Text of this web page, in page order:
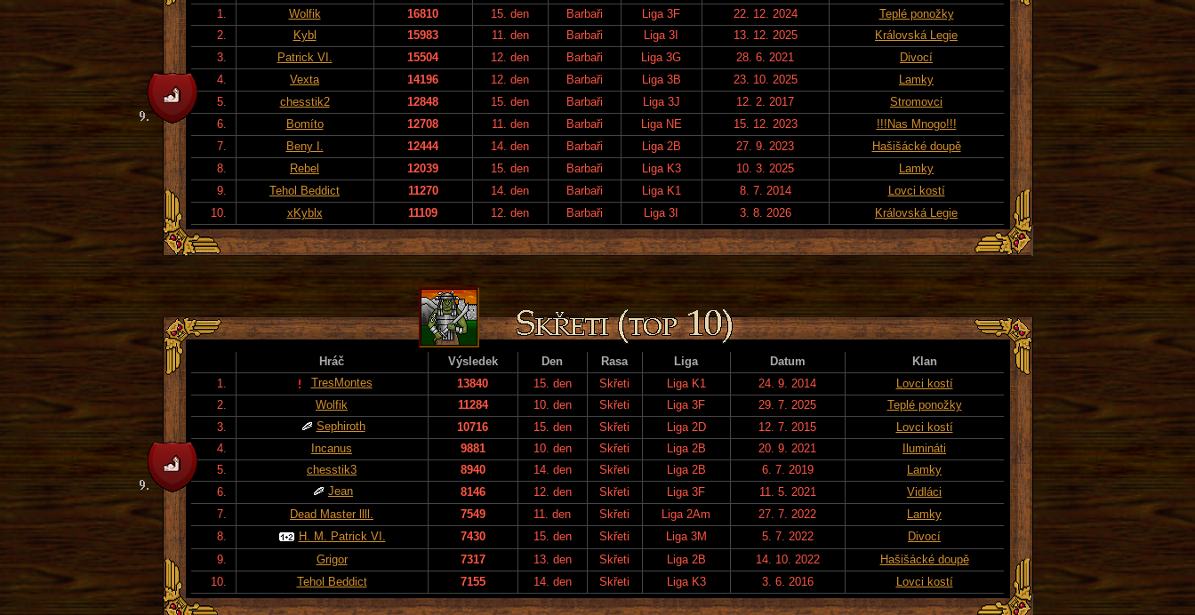
1.
Wolfik 16810 15. den Barbaři Liga 3F 22. 12. 2024
Teplé ponožky
2.
Kybl 15983 11. den Barbaři Liga 3I 13. 12. 2025
Královská Legie
3.
Patrick VI. 15504 12. den Barbaři Liga 3G 28. 6. 2021
Divocí
4.
Vexta 14196 12. den Barbaři Liga 3B 23. 10. 2025
Lamky
5.
chesstik2 12848 15. den Barbaři Liga 3J 12. 2. 2017
Stromovci
6.
Bomíto 12708 11. den Barbaři Liga NE 15. 12. 2023
!!!Nas Mnogo!!!
7.
Beny I. 12444 14. den Barbaři Liga 2B 27. 9. 2023
Hašišácké doupě
8.
Rebel 12039 15. den Barbaři Liga K3 10. 3. 2025
Lamky
9.
Tehol Beddict 11270 14. den Barbaři Liga K1 8. 7. 2014
Lovci kostí
10.
xKyblx 11109 12. den Barbaři Liga 3I 3. 8. 2026 Královská Legie
Hráč Výsledek Den Rasa Liga Datum
Klan
1.
TresMontes 13840 15. den Skřeti Liga K1 24. 9. 2014
Lovci kostí
2.
Wolfik 11284 10. den Skřeti Liga 3F 29. 7. 2025
Teplé ponožky
3.
Sephiroth 10716 15. den Skřeti Liga 2D 12. 7. 2015
Lovci kostí
4.
Incanus 9881 10. den Skřeti Liga 2B 20. 9. 2021
Ilumináti
5.
chesstik3 8940 14. den Skřeti Liga 2B 6. 7. 2019
Lamky
6.
Jean 8146 12. den Skřeti Liga 3F 11. 5. 2021
Vidláci
7.
Dead Master llll. 7549 11. den Skřeti Liga 2Am 27. 7. 2022
Lamky
8.
H. M. Patrick VI. 7430 15. den Skřeti Liga 3M 5. 7. 2022
Divocí
9.
Grigor 7317 13. den Skřeti Liga 2B 14. 10. 2022
Hašišácké doupě
10.
Tehol Beddict 7155 14. den Skřeti Liga K3 3. 6. 2016 Lovci kostí